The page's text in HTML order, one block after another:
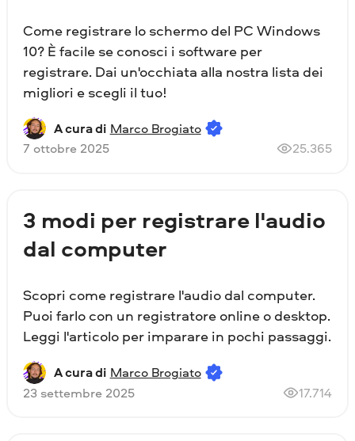
Come registrare lo schermo del PC Windows
10? È facile se conosci i software per
registrare. Dai un'occhiata alla nostra lista dei
migliori e scegli il tuo!
A cura di Marco Brogiato
7 ottobre 2025
25.365
3 modi per registrare l'audio
dal computer
Scopri come registrare l'audio dal computer.
Puoi farlo con un registratore online o desktop.
Leggi l'articolo per imparare in pochi passaggi.
A cura di Marco Brogiato
23 settembre 2025
17.714